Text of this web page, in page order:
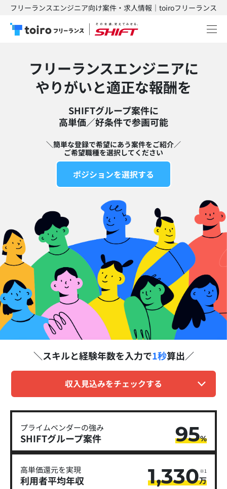
フリーランスエンジニア向け案件・求人情報｜toiroフリーランス
フリーランスエンジニアに
​やりがいと適正な報酬を
SHIFTグループ案件に
高単価／好条件で参画可能​
＼簡単な登録で希望にあう案件をご紹介／
ご希望職種を選択してください
ポジションを選択する
スキルと経験年数を入力で1秒算出
収入見込みをチェックする
プライムベンダーの強み
SHIFTグループ​案件 95%
高単価還元を実現
利用者平均年収 1,330万
※1